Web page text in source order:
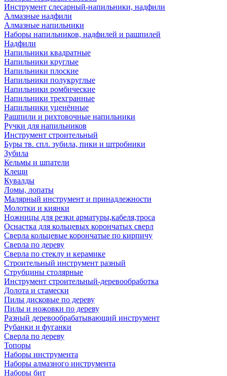
Инструмент слесарный-напильники, надфили
Алмазные надфили
Алмазные напильники
Наборы напильников, надфилей и рашпилей
Надфили
Напильники квадратные
Напильники круглые
Напильники плоские
Напильники полукруглые
Напильники ромбические
Напильники трехгранные
Напильники уценённые
Рашпили и рихтовочные напильники
Ручки для напильников
Инструмент строительный
Буры тв. спл. зубила, пики и штробники
Зубила
Кельмы и шпатели
Клещи
Кувалды
Ломы, лопаты
Малярный инструмент и принадлежности
Молотки и киянки
Ножницы для резки арматуры,кабеля,троса
Оснастка для кольцевых корончатых сверл
Сверла кольцевые корончатые по кирпичу
Сверла по дереву
Сверла по стеклу и керамике
Строительный инструмент разный
Струбцины столярные
Инструмент строительный-деревообработка
Долота и стамески
Пилы дисковые по дереву
Пилы и ножовки по дереву
Разный деревообрабатывающий инструмент
Рубанки и фуганки
Сверла по дереву
Топоры
Наборы инструмента
Наборы алмазного инструмента
Наборы бит